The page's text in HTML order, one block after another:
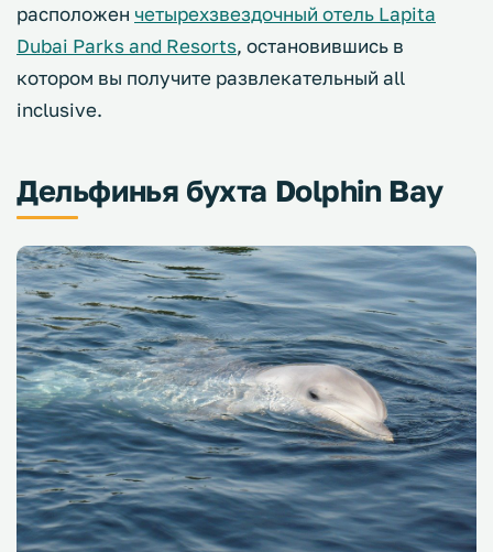
расположен четырехзвездочный отель Lapita
Dubai Parks and Resorts, остановившись в
котором вы получите развлекательный all
inclusive.
Дельфинья бухта Dolphin Bay